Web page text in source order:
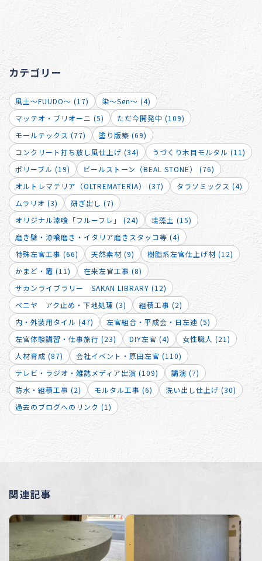
カテゴリー
風土～FUUDO～ (17)
染～Sen～ (4)
マッテオ・ブリオーニ (5)
ただ今開発中 (109)
モールテックス (77)
塗り版築 (69)
コンクリート打ち放し風仕上げ (34)
うづくり木目モルタル (11)
ポリーブル (19)
ビールストーン（BEAL STONE） (76)
オルトレマテリア（OLTREMATERIA） (37)
タラソミックス (4)
ムラリオ (3)
研ぎ出し (7)
オリジナル漆喰「フルーフレ」 (24)
珪藻土 (15)
磨き壁・漆喰磨き・イタリア磨きスタッコ等 (4)
特殊左官工事 (66)
天然素材 (9)
樹脂系左官仕上げ材 (12)
かまど・竈 (11)
在来左官工事 (8)
サカンライブラリー SAKAN LIBRARY (12)
ベニヤ アク止め・下地処理 (3)
組積工事 (2)
内・外装用タイル (47)
左官組合・平成会・日左連 (5)
左官体験講習・仕事旅行 (23)
DIY左官 (4)
女性職人 (21)
人材育成 (87)
会社イベント・原田左官 (110)
テレビ・ラジオ・雑誌メディア出演 (109)
講演 (7)
防水・組積工事 (2)
モルタル工事 (6)
洗い出し仕上げ (30)
過去のブログへのリンク (1)
関連記事